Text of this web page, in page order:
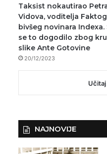
Taksist nokautirao
Vidova, voditelja
bivšeg novinara Indexa.
se to dogodilo zbog
slike Ante Gotovine
20/12/2023
NAJNOVIJE